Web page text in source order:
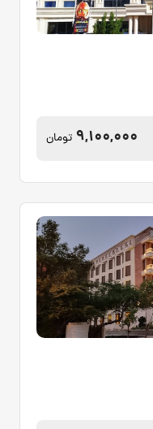
9,100,000 تومان